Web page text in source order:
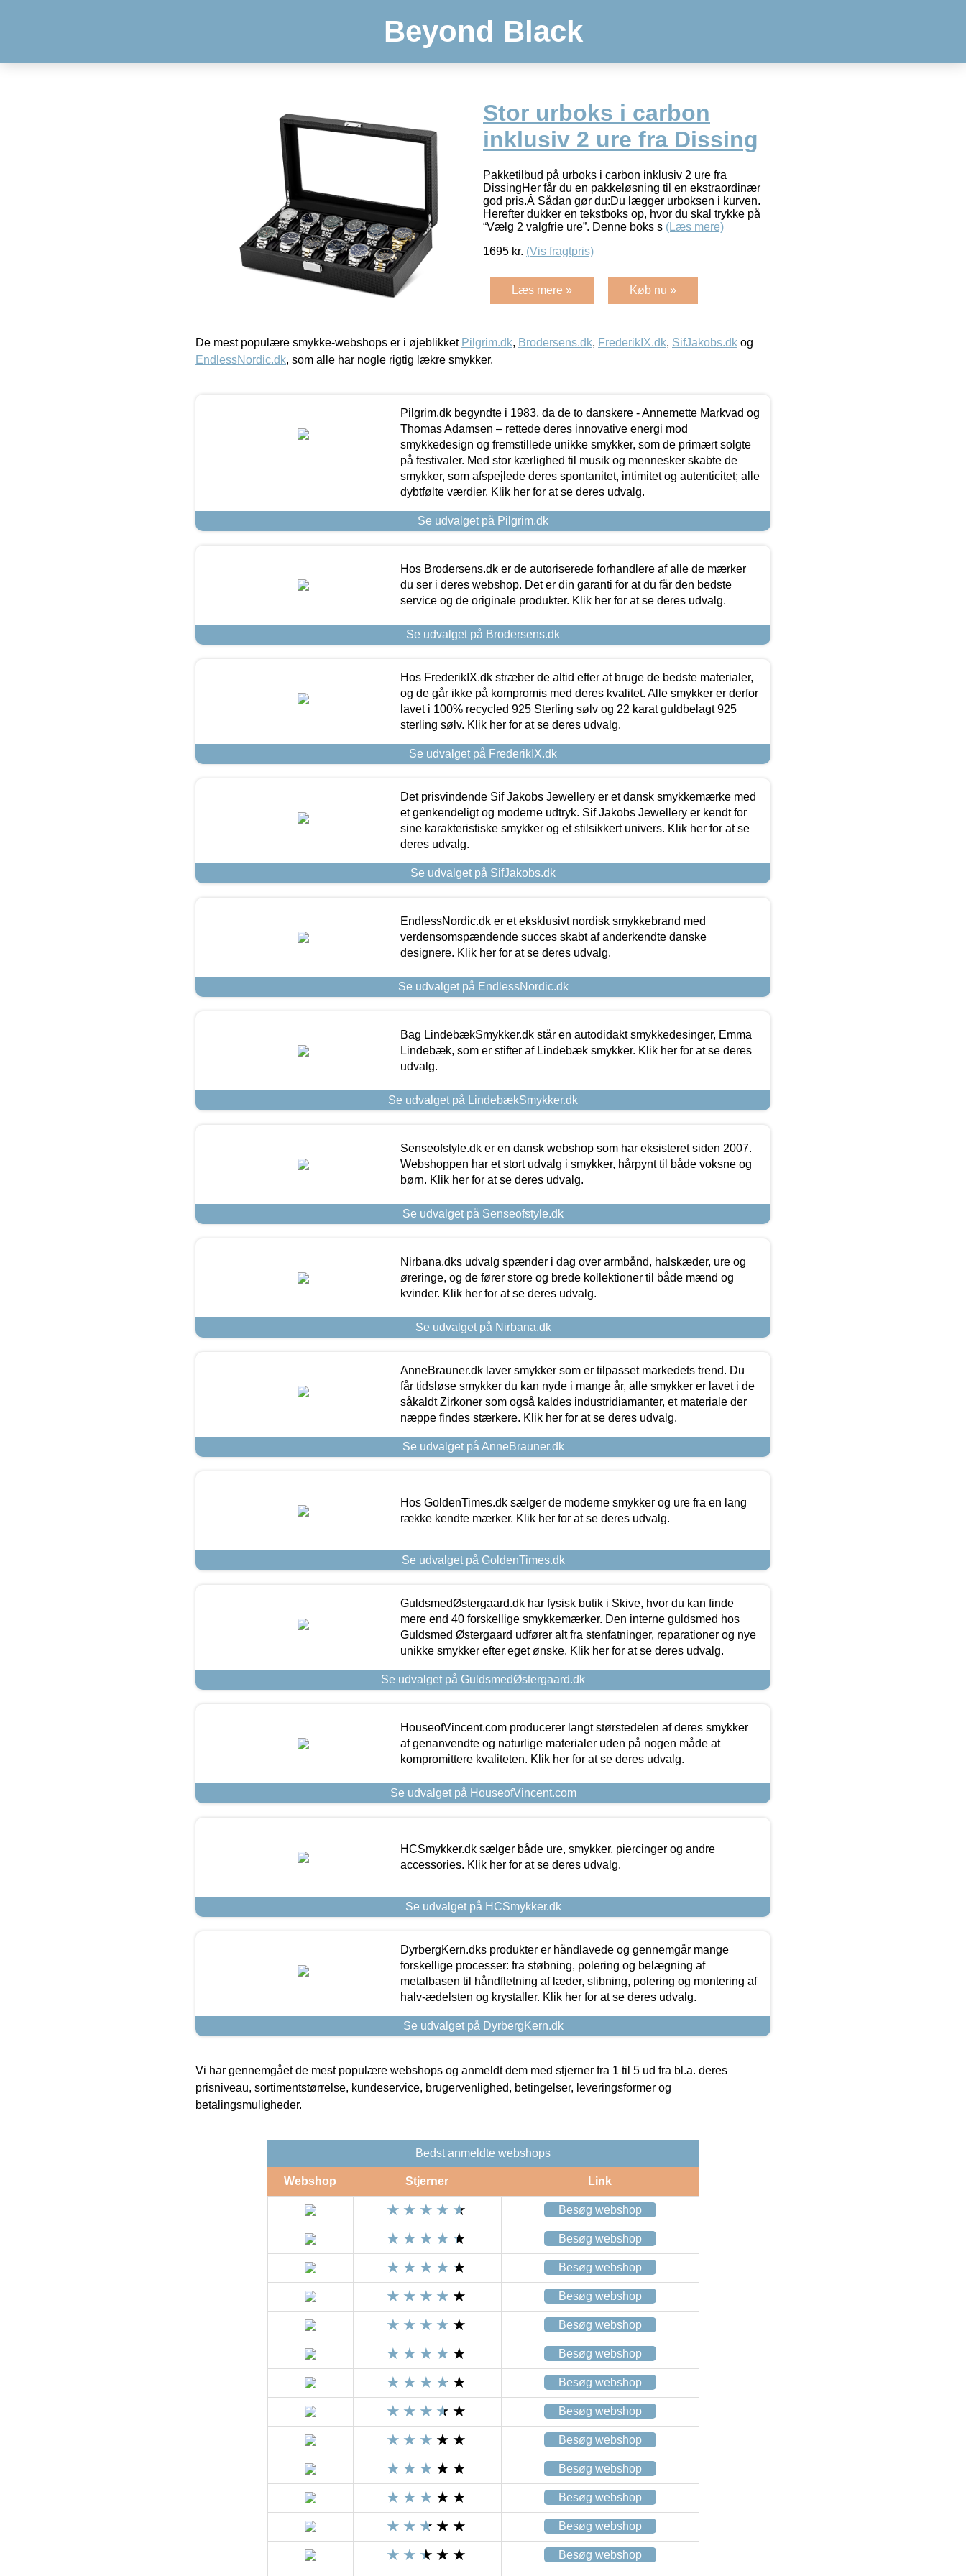
Beyond Black
Stor urboks i carbon
inklusiv 2 ure fra Dissing
Pakketilbud på urboks i carbon inklusiv 2 ure fra
DissingHer får du en pakkeløsning til en ekstraordinær
god pris.Â Sådan gør du:Du lægger urboksen i kurven.
Herefter dukker en tekstboks op, hvor du skal trykke på
“Vælg 2 valgfrie ure”. Denne boks s (Læs mere)
1695 kr. (Vis fragtpris)
Læs mere » Køb nu »
De mest populære smykke-webshops er i øjeblikket Pilgrim.dk, Brodersens.dk, FrederikIX.dk, SifJakobs.dk og
EndlessNordic.dk, som alle har nogle rigtig lækre smykker.
Pilgrim.dk begyndte i 1983, da de to danskere - Annemette Markvad og
Thomas Adamsen – rettede deres innovative energi mod
smykkedesign og fremstillede unikke smykker, som de primært solgte
på festivaler. Med stor kærlighed til musik og mennesker skabte de
smykker, som afspejlede deres spontanitet, intimitet og autenticitet; alle
dybtfølte værdier. Klik her for at se deres udvalg.
Se udvalget på Pilgrim.dk
Hos Brodersens.dk er de autoriserede forhandlere af alle de mærker
du ser i deres webshop. Det er din garanti for at du får den bedste
service og de originale produkter. Klik her for at se deres udvalg.
Se udvalget på Brodersens.dk
Hos FrederikIX.dk stræber de altid efter at bruge de bedste materialer,
og de går ikke på kompromis med deres kvalitet. Alle smykker er derfor
lavet i 100% recycled 925 Sterling sølv og 22 karat guldbelagt 925
sterling sølv. Klik her for at se deres udvalg.
Se udvalget på FrederikIX.dk
Det prisvindende Sif Jakobs Jewellery er et dansk smykkemærke med
et genkendeligt og moderne udtryk. Sif Jakobs Jewellery er kendt for
sine karakteristiske smykker og et stilsikkert univers. Klik her for at se
deres udvalg.
Se udvalget på SifJakobs.dk
EndlessNordic.dk er et eksklusivt nordisk smykkebrand med
verdensomspændende succes skabt af anderkendte danske
designere. Klik her for at se deres udvalg.
Se udvalget på EndlessNordic.dk
Bag LindebækSmykker.dk står en autodidakt smykkedesinger, Emma
Lindebæk, som er stifter af Lindebæk smykker. Klik her for at se deres
udvalg.
Se udvalget på LindebækSmykker.dk
Senseofstyle.dk er en dansk webshop som har eksisteret siden 2007.
Webshoppen har et stort udvalg i smykker, hårpynt til både voksne og
børn. Klik her for at se deres udvalg.
Se udvalget på Senseofstyle.dk
Nirbana.dks udvalg spænder i dag over armbånd, halskæder, ure og
øreringe, og de fører store og brede kollektioner til både mænd og
kvinder. Klik her for at se deres udvalg.
Se udvalget på Nirbana.dk
AnneBrauner.dk laver smykker som er tilpasset markedets trend. Du
får tidsløse smykker du kan nyde i mange år, alle smykker er lavet i de
såkaldt Zirkoner som også kaldes industridiamanter, et materiale der
næppe findes stærkere. Klik her for at se deres udvalg.
Se udvalget på AnneBrauner.dk
Hos GoldenTimes.dk sælger de moderne smykker og ure fra en lang
række kendte mærker. Klik her for at se deres udvalg.
Se udvalget på GoldenTimes.dk
GuldsmedØstergaard.dk har fysisk butik i Skive, hvor du kan finde
mere end 40 forskellige smykkemærker. Den interne guldsmed hos
Guldsmed Østergaard udfører alt fra stenfatninger, reparationer og nye
unikke smykker efter eget ønske. Klik her for at se deres udvalg.
Se udvalget på GuldsmedØstergaard.dk
HouseofVincent.com producerer langt størstedelen af deres smykker
af genanvendte og naturlige materialer uden på nogen måde at
kompromittere kvaliteten. Klik her for at se deres udvalg.
Se udvalget på HouseofVincent.com
HCSmykker.dk sælger både ure, smykker, piercinger og andre
accessories. Klik her for at se deres udvalg.
Se udvalget på HCSmykker.dk
DyrbergKern.dks produkter er håndlavede og gennemgår mange
forskellige processer: fra støbning, polering og belægning af
metalbasen til håndfletning af læder, slibning, polering og montering af
halv-ædelsten og krystaller. Klik her for at se deres udvalg.
Se udvalget på DyrbergKern.dk
Vi har gennemgået de mest populære webshops og anmeldt dem med stjerner fra 1 til 5 ud fra bl.a. deres
prisniveau, sortimentstørrelse, kundeservice, brugervenlighed, betingelser, leveringsformer og
betalingsmuligheder.
Bedst anmeldte webshops
Webshop Stjerner Link
Besøg webshop
Besøg webshop
Besøg webshop
Besøg webshop
Besøg webshop
Besøg webshop
Besøg webshop
Besøg webshop
Besøg webshop
Besøg webshop
Besøg webshop
Besøg webshop
Besøg webshop